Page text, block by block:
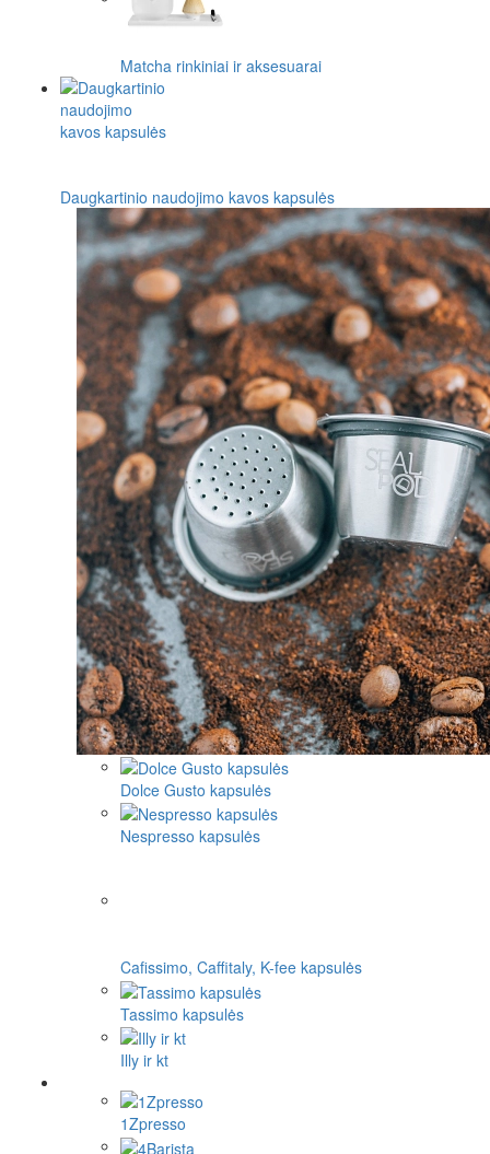
Matcha rinkiniai ir aksesuarai
Daugkartinio naudojimo kavos kapsulės
Dolce Gusto kapsulės
Nespresso kapsulės
Cafissimo, Caffitaly, K-fee kapsulės
Tassimo kapsulės
Illy ir kt
1Zpresso